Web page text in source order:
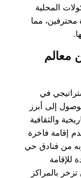
المحلية
محترفين، مما
معالم
في
إلى أبرز
والثقافية
إقامة فاخرة
من فنادق حي
للإقامة
بالمراكز